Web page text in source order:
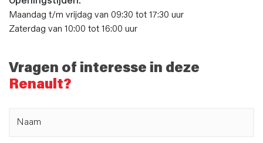
Maandag t/m vrijdag van 09:30 tot 17:30 uur
Zaterdag van 10:00 tot 16:00 uur
Vragen of interesse in deze
Renault?